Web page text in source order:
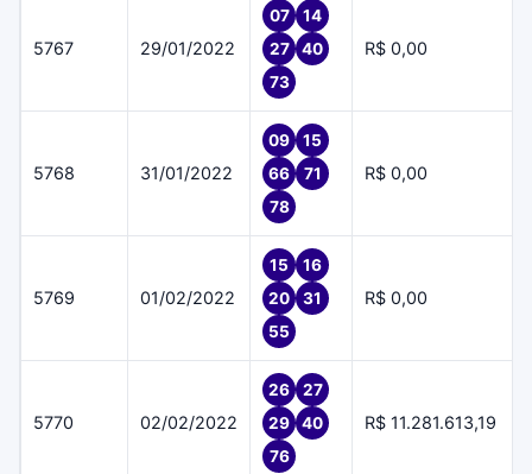
5767 29/01/2022
07
14
27
40
73
R$ 0,00
5768 31/01/2022
09
15
66
71
78
R$ 0,00
5769 01/02/2022
15
16
20
31
55
R$ 0,00
5770 02/02/2022
26
27
29
40
76
R$ 11.281.613,19